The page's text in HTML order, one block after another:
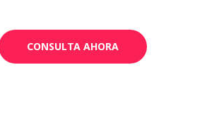
CONSULTA AHORA